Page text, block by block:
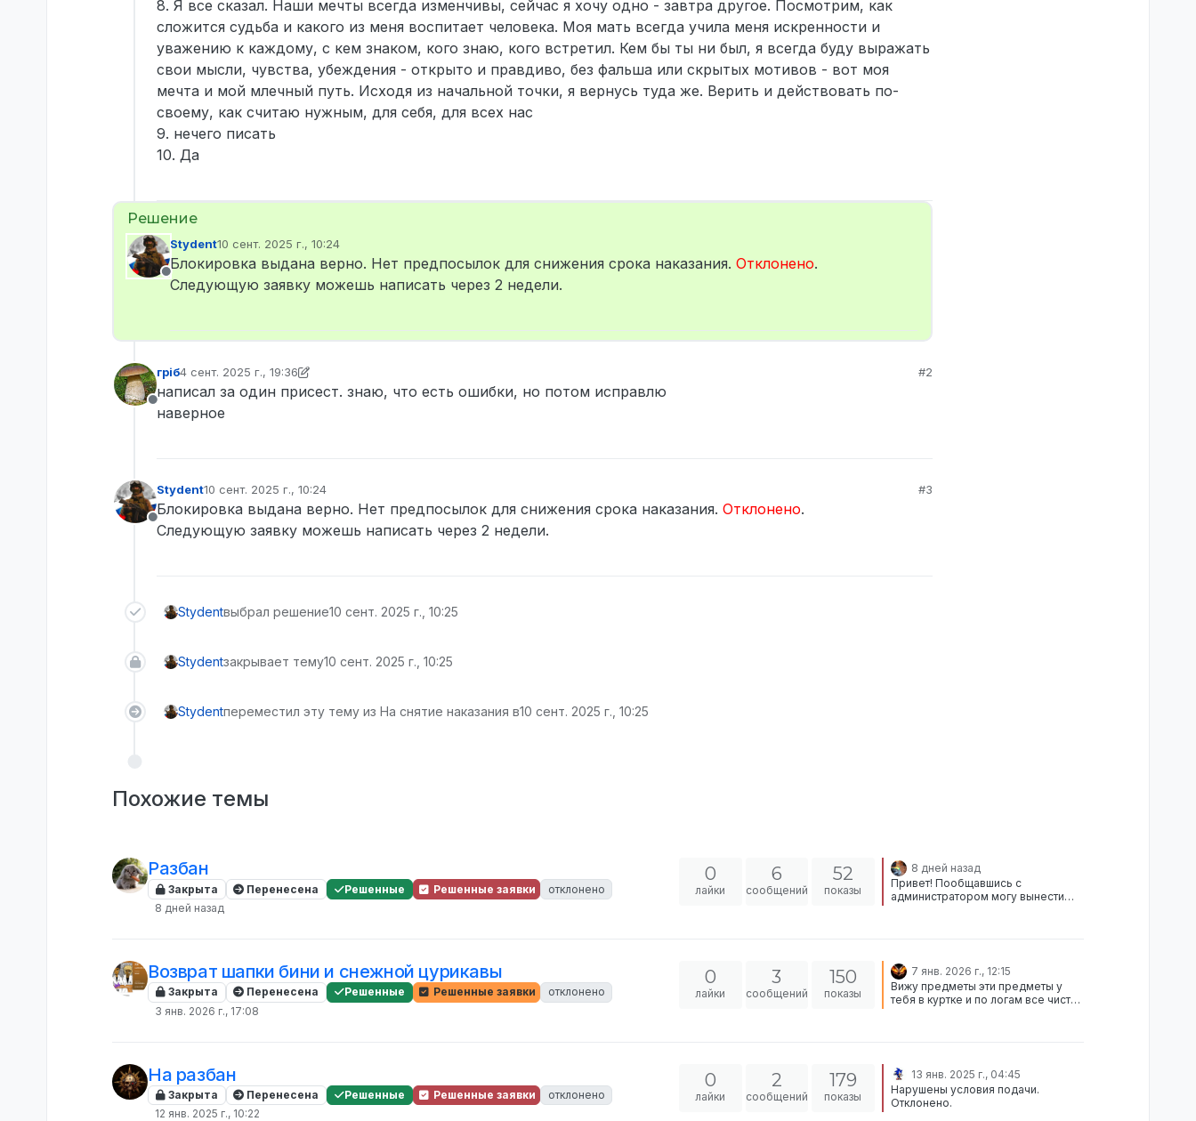
8. Я все сказал. Наши мечты всегда изменчивы, сейчас я хочу одно - завтра другое. Посмотрим, как
сложится судьба и какого из меня воспитает человека. Моя мать всегда учила меня искренности и
уважению к каждому, с кем знаком, кого знаю, кого встретил. Кем бы ты ни был, я всегда буду выражать
свои мысли, чувства, убеждения - открыто и правдиво, без фальша или скрытых мотивов - вот моя
мечта и мой млечный путь. Исходя из начальной точки, я вернусь туда же. Верить и действовать по-
своему, как считаю нужным, для себя, для всех нас
9. нечего писать
10. Да
Не в сети
Stydent10 сент. 2025 г., 10:24
отредактировано
Блокировка выдана верно. Нет предпосылок для снижения срока наказания. Отклонено.
Следующую заявку можешь написать через 2 недели.
Не в сети
грiб4 сент. 2025 г., 19:36
отредактировано грiб
#2
написал за один присест. знаю, что есть ошибки, но потом исправлю
наверное
Не в сети
Stydent10 сент. 2025 г., 10:24
отредактировано
#3
Блокировка выдана верно. Нет предпосылок для снижения срока наказания. Отклонено.
Следующую заявку можешь написать через 2 недели.
Stydentвыбрал решение10 сент. 2025 г., 10:25
Stydentзакрывает тему10 сент. 2025 г., 10:25
Stydentпереместил эту тему из На снятие наказания в10 сент. 2025 г., 10:25
Похожие темы
Разбан
Закрыта Перенесена Решенные Решенные заявки
отклонено
8 дней назад
0
лайки
6
сообщений
52
показы
8 дней назад
Привет! Пообщавшись с
администратором могу вынести
заметить что вы сидели в дискорде
и войпили, а это еще одно
нарушение правил, наказание за
которое не было. Ознакомиться с
Возврат шапки бини и снежной цурикавы
Закрыта Перенесена Решенные Решенные заявки
отклонено
3 янв. 2026 г., 17:08
0
лайки
3
сообщений
150
показы
7 янв. 2026 г., 12:15
Вижу предметы эти предметы у
тебя в куртке и по логам все чисто
На разбан
Закрыта Перенесена Решенные Решенные заявки
отклонено
12 янв. 2025 г., 10:22
0
лайки
2
сообщений
179
показы
13 янв. 2025 г., 04:45
Нарушены условия подачи.
Отклонено.